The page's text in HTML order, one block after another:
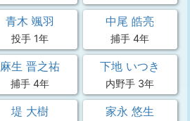
青木 颯羽
投手 1年
中尾 皓亮
捕手 4年
麻生 晋之祐
捕手 4年
下地 いつき
内野手 3年
堤 大樹 家永 悠生